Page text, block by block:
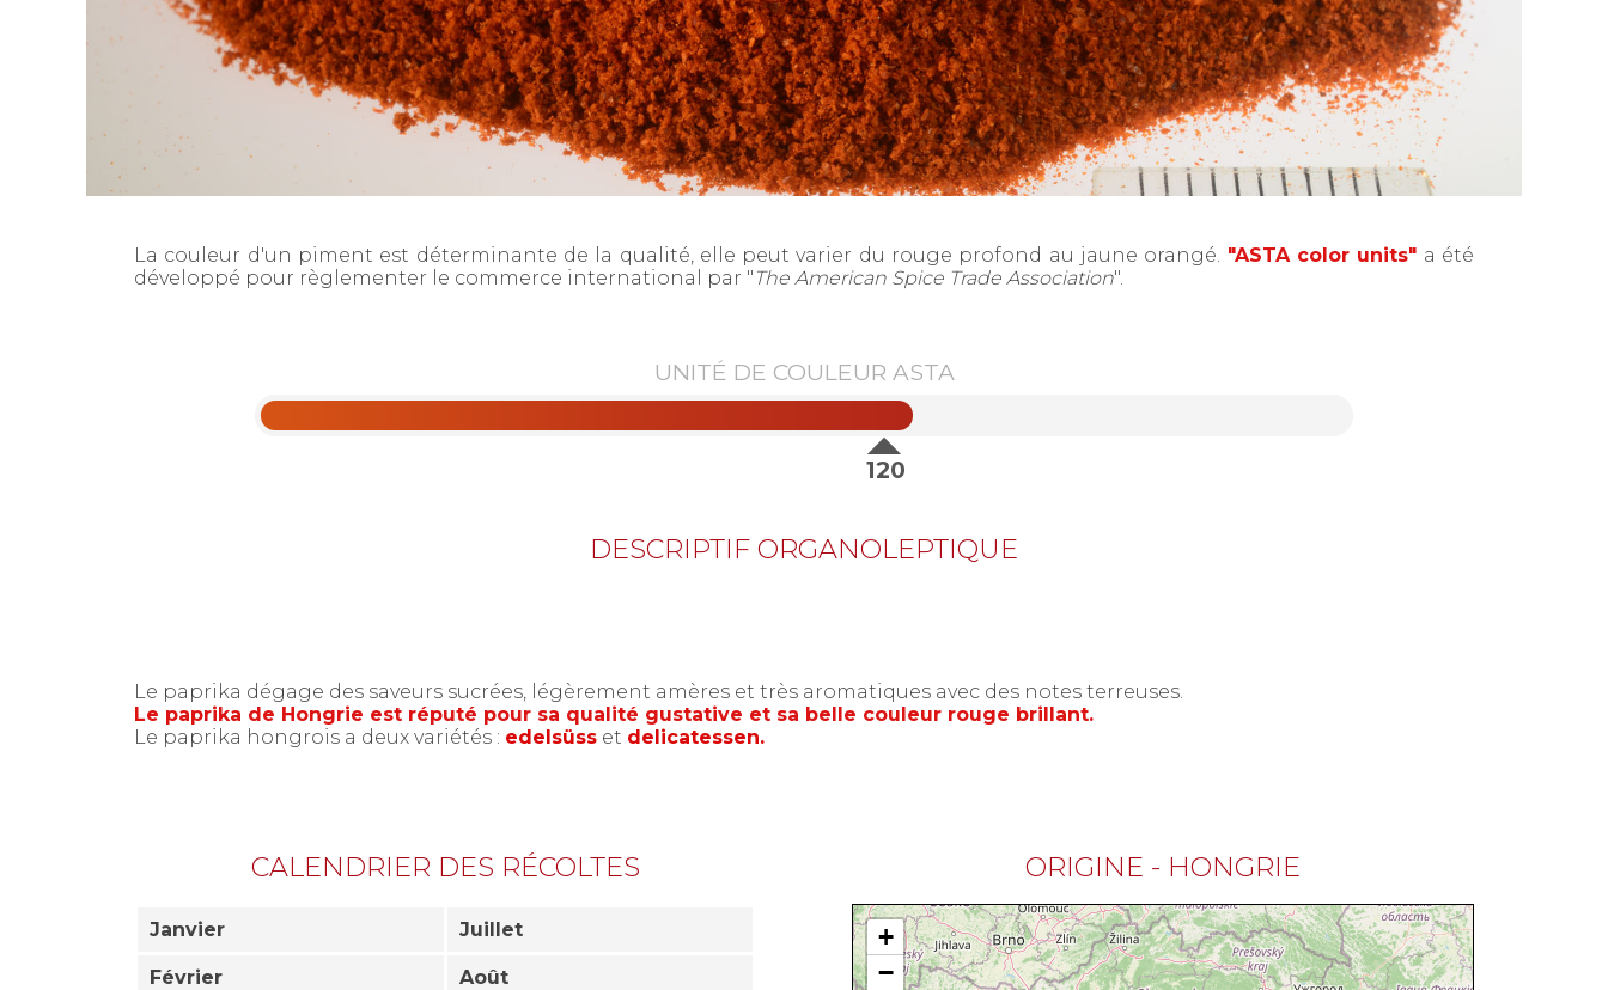
La couleur d'un piment est déterminante de la qualité, elle peut varier du rouge profond au jaune orangé. "ASTA color units" a été
développé pour règlementer le commerce international par "The American Spice Trade Association".
UNITÉ DE COULEUR ASTA
120
DESCRIPTIF ORGANOLEPTIQUE
Le paprika dégage des saveurs sucrées, légèrement amères et très aromatiques avec des notes terreuses.
Le paprika de Hongrie est réputé pour sa qualité gustative et sa belle couleur rouge brillant.
Le paprika hongrois a deux variétés : edelsüss et delicatessen.
CALENDRIER DES RÉCOLTES
Janvier Juillet
Février Août
ORIGINE - HONGRIE
+
−